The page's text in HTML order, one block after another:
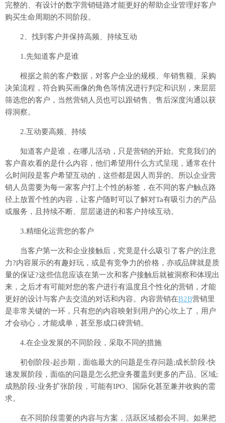
完整的、有设计的数字营销链路才能更好的帮助企业管理好客户
购买生命周期的不同阶段。
2、找到客户并保持高频、持续互动
1.先知道客户是谁
根据之前的客户数据，对客户企业的规模、年销售额、采购
决策流程，符合购买画像的角色等情况进行判定和识别，来层层
筛选您的客户，当然营销人员也可以跟销售、售后深度沟通以获
得洞察。
2.互动要高频、持续
知道客户是谁，在哪儿活动，只是营销的开始。究竟我们的
客户喜欢看的是什么内容，他们希望用什么方式呈现，通常在什
么时间段是客户希望互动的，这些都是因人而异的。所以企业营
销人员需要为每一家客户打上个性的标签，在不同的客户触点路
径上放置个性的内容，让客户随时可以了解对Ta有吸引力的产品
或服务，且持续不断、层层递进的和客户持续互动。
3.精细化运营您的客户
当客户第一次和企业接触后，究竟是什么吸引了客户的注意
力?内容展示的有趣好玩，或是有竞争力的价格，亦或品牌就是质
量的保证?这些信息应该在第一次和客户接触后就被洞察和体现出
来，之后才有可能对您的客户进行有温度且个性化的营销，才能
更好的设计与客户去交流的对话和内容。内容营销在B2B营销里
是非常关键的一环，只有您的内容映射到用户的心坎上了，用户
才会动心，才能成单，甚至形成口碑营销。
4.在企业发展的不同阶段，采取不同的措施
初创阶段-起步期，面临最大的问题是生存问题;成长阶段-快
速发展阶段，面临的问题是怎么把业务覆盖到更多的产品、区域;
成熟阶段-业务扩张阶段，可能有IPO、国际化甚至兼并收购的需
求。
在不同阶段需要的内容与方案，活跃区域都会不同。如果把